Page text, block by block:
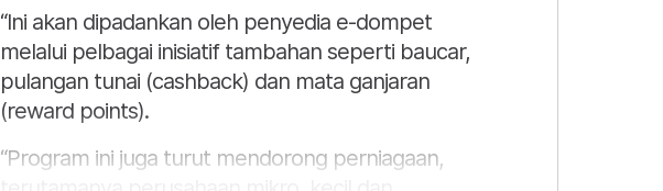
“Ini akan dipadankan oleh penyedia e-dompet
melalui pelbagai inisiatif tambahan seperti baucar,
pulangan tunai (cashback) dan mata ganjaran
(reward points).
“Program ini juga turut mendorong perniagaan,